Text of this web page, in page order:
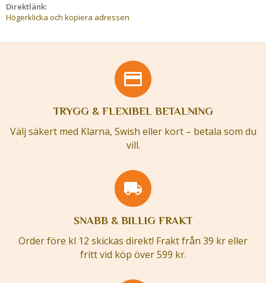
Direktlänk:
Högerklicka och kopiera adressen
TRYGG & FLEXIBEL BETALNING
Välj säkert med Klarna, Swish eller kort – betala som du
vill.
SNABB & BILLIG FRAKT
Order före kl 12 skickas direkt! Frakt från 39 kr eller
fritt vid köp över 599 kr.